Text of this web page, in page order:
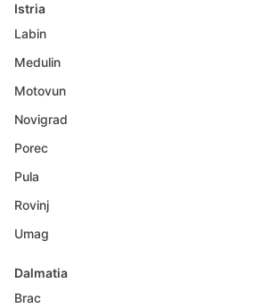
Istria
Labin
Medulin
Motovun
Novigrad
Porec
Pula
Rovinj
Umag
Dalmatia
Brac